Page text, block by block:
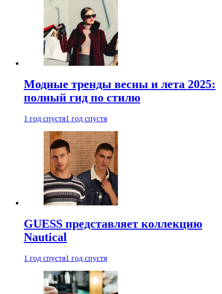
Модные тренды весны и лета 2025:
полный гид по стилю
1 год спустя1 год спустя
GUESS представляет коллекцию
Nautical
1 год спустя1 год спустя